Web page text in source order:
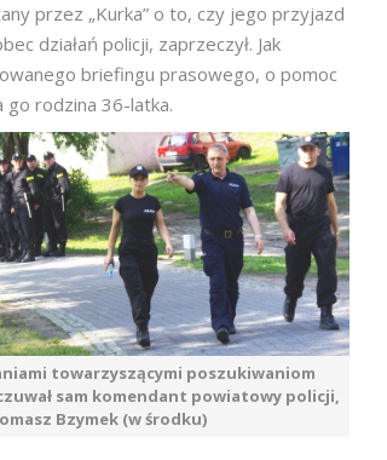
przez „Kurka” o to, czy jego przyjazd
działań policji, zaprzeczył. Jak
briefingu prasowego, o pomoc
go rodzina 36-latka.
towarzyszącymi poszukiwaniom
sam komendant powiatowy policji,
Bzymek (w środku)